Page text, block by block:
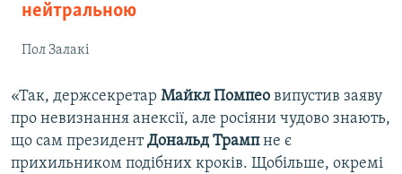
нейтральною
Пол Залакі
«Так, держсекретар Майкл Помпео випустив заяву
про невизнання анексії, але росіяни чудово знають,
що сам президентДональд Трампне є
прихильником подібних кроків. Щобільше, окремі